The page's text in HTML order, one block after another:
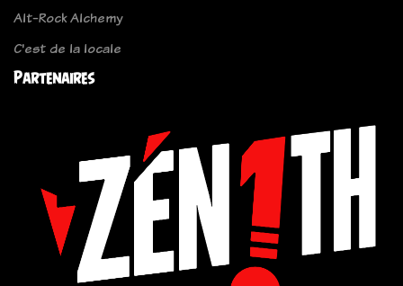
Alt-Rock Alchemy
C'est de la locale
Partenaires